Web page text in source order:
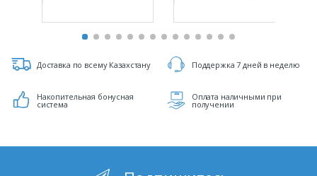
Доставка по всему Казахстану Поддержка 7 дней в неделю
Накопительная бонусная
система
Оплата наличными при
получении